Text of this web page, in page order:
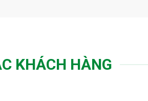
KHÁCH HÀNG